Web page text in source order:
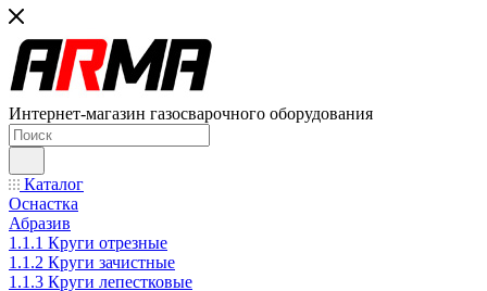
Интернет-магазин газосварочного оборудования
Каталог
Оснастка
Абразив
1.1.1 Круги отрезные
1.1.2 Круги зачистные
1.1.3 Круги лепестковые